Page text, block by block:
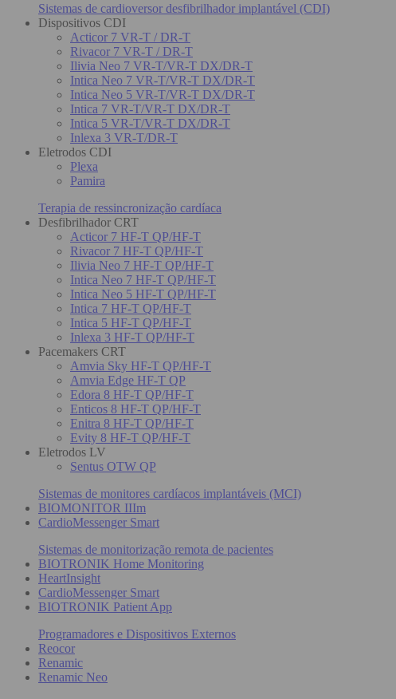
Sistemas de cardioversor desfibrilhador implantável (CDI)
Dispositivos CDI
Acticor 7 VR-T / DR-T
Rivacor 7 VR-T / DR-T
Ilivia Neo 7 VR-T/VR-T DX/DR-T
Intica Neo 7 VR-T/VR-T DX/DR-T
Intica Neo 5 VR-T/VR-T DX/DR-T
Intica 7 VR-T/VR-T DX/DR-T
Intica 5 VR-T/VR-T DX/DR-T
Inlexa 3 VR-T/DR-T
Eletrodos CDI
Plexa
Pamira
Terapia de ressincronização cardíaca
Desfibrilhador CRT
Acticor 7 HF-T QP/HF-T
Rivacor 7 HF-T QP/HF-T
Ilivia Neo 7 HF-T QP/HF-T
Intica Neo 7 HF-T QP/HF-T
Intica Neo 5 HF-T QP/HF-T
Intica 7 HF-T QP/HF-T
Intica 5 HF-T QP/HF-T
Inlexa 3 HF-T QP/HF-T
Pacemakers CRT
Amvia Sky HF-T QP/HF-T
Amvia Edge HF-T QP
Edora 8 HF-T QP/HF-T
Enticos 8 HF-T QP/HF-T
Enitra 8 HF-T QP/HF-T
Evity 8 HF-T QP/HF-T
Eletrodos LV
Sentus OTW QP
Sistemas de monitores cardíacos implantáveis (MCI)
BIOMONITOR IIIm
CardioMessenger Smart
Sistemas de monitorização remota de pacientes
BIOTRONIK Home Monitoring
HeartInsight
CardioMessenger Smart
BIOTRONIK Patient App
Programadores e Dispositivos Externos
Reocor
Renamic
Renamic Neo